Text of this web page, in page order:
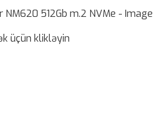
üçün klikləyin